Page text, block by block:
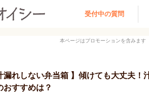
受付中の質問
本ページはプロモーションを含みます
漏れしない弁当箱 】傾けても大丈夫
おすすめは？